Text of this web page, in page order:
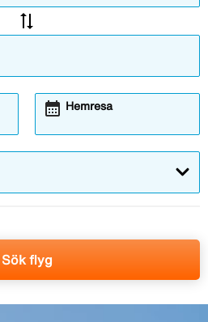
sync_alt
Hemresa
calendar_month
Sök flyg